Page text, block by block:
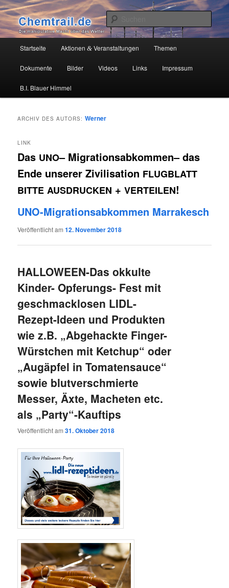
Zum
primären
Inhalt
springen
Zum
sekundären
Inhalt
springenChemtrail.de
Die manipulative Macht über das Wetter
Startseite Aktionen &Veranstaltungen Themen
Dokumente Bilder Videos Links Impressum
B.I. Blauer Himmel
ARCHIV DES AUTORS:Werner
LINK
Das UNO– Migrationsabkommen– das
Ende unserer Zivilisation FLUGBLATT
BITTE AUSDRUCKEN +VERTEILEN!
UNO-Migrationsabkommen Marrakesch
Veröffentlicht am12. November 2018
HALLOWEEN-Das okkulte
Kinder- Opferungs- Fest mit
geschmacklosen LIDL-
Rezept-Ideen und Produkten
wie z.B. „Abgehackte Finger-
Würstchen mit Ketchup“ oder
„Augäpfel in Tomatensauce“
sowie blutverschmierte
Messer, Äxte, Macheten etc.
als „Party“-Kauftips
Veröffentlicht am31. Oktober 2018